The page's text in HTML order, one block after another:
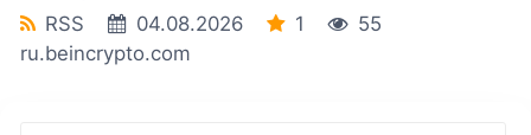
RSS 04.08.2026 1
55
ru.beincrypto.com